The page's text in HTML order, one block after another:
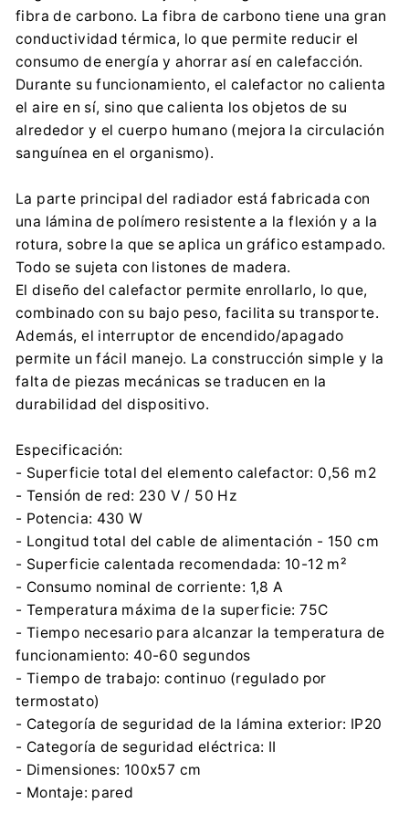
Importador:
LumenProf Maciej Liwski
Radawiec Mały 18A, 21-030 Motycz
trioinpol@gmail.com
0048 575412731
Información de seguridad:
Descargar archivo
fibra de carbono. La fibra de carbono tiene una gran
conductividad térmica, lo que permite reducir el
consumo de energía y ahorrar así en calefacción.
Durante su funcionamiento, el calefactor no calienta
el aire en sí, sino que calienta los objetos de su
alrededor y el cuerpo humano (mejora la circulación
sanguínea en el organismo).
La parte principal del radiador está fabricada con
una lámina de polímero resistente a la flexión y a la
rotura, sobre la que se aplica un gráfico estampado.
Todo se sujeta con listones de madera.
El diseño del calefactor permite enrollarlo, lo que,
combinado con su bajo peso, facilita su transporte.
Además, el interruptor de encendido/apagado
permite un fácil manejo. La construcción simple y la
falta de piezas mecánicas se traducen en la
durabilidad del dispositivo.
Especificación:
- Superficie total del elemento calefactor: 0,56 m2
- Tensión de red: 230 V / 50 Hz
- Potencia: 430 W
- Longitud total del cable de alimentación - 150 cm
- Superficie calentada recomendada: 10-12 m²
- Consumo nominal de corriente: 1,8 A
- Temperatura máxima de la superficie: 75C
- Tiempo necesario para alcanzar la temperatura de
funcionamiento: 40-60 segundos
- Tiempo de trabajo: continuo (regulado por
termostato)
- Categoría de seguridad de la lámina exterior: IP20
- Categoría de seguridad eléctrica: II
- Dimensiones: 100x57 cm
- Montaje: pared